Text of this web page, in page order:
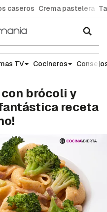
caseros Crema pastelera
TV Cocineros
brócoli y
receta